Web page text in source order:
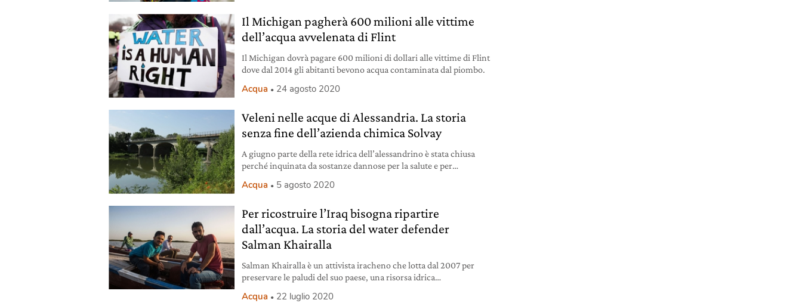
Il Michigan pagherà 600 milioni alle vittime
dell’acqua avvelenata di Flint
Il Michigan dovrà pagare 600 milioni di dollari alle vittime di Flint
dove dal 2014 gli abitanti bevono acqua contaminata dal piombo.
Acqua 24 agosto 2020
Veleni nelle acque di Alessandria. La storia
senza fine dell’azienda chimica Solvay
A giugno parte della rete idrica dell’alessandrino è stata chiusa
perché inquinata da sostanze dannose per la salute e per
Acqua 5 agosto 2020
Per ricostruire l’Iraq bisogna ripartire
dall’acqua. La storia del water defender
Salman Khairalla
Salman Khairalla è un attivista iracheno che lotta dal 2007 per
preservare le paludi del suo paese, una risorsa idrica
Acqua 22 luglio 2020